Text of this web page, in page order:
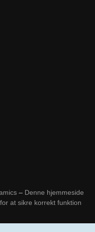
– Denne hjemmeside
at sikre korrekt funktion